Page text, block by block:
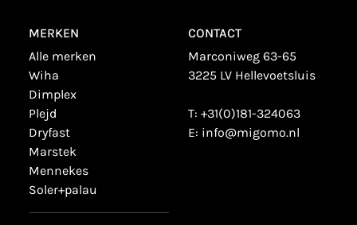
MERKEN
alle merken
wiha
dimplex
plejd
dryfast
marstek
mennekes
soler+palau
CONTACT
Marconiweg 63-65
3225 LV Hellevoetsluis
T: +31(0)181-324063
E: info@migomo.nl